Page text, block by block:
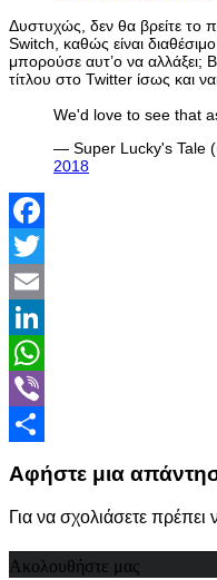
Δυστυχώς, δεν θα βρείτε το
Switch, καθώς είναι
μπορούσε αυτ’ο να αλλάξει;
τίτλου στο Twitter ίσως και
We'd love to see that
— Super Lucky's Tale
2018
Facebook
Twitter
Email
LinkedIn
WhatsApp
Viber
Αφήστε μια
Για να σχολιάσετε πρέπει
Ακολουθήστε μας